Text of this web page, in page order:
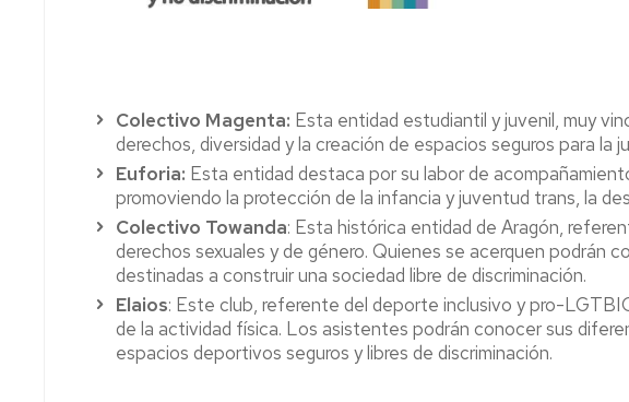
Colectivo Magenta: Esta entidad estudiantil y juvenil, muy
derechos, diversidad y la creación de espacios seguros para la
Euforia: Esta entidad destaca por su labor de
promoviendo la protección de la infancia y juventud trans, la
Colectivo Towanda: Esta histórica entidad de Aragón,
derechos sexuales y de género. Quienes se acerquen podrán
destinadas a construir una sociedad libre de discriminación.
Elaios: Este club, referente del deporte inclusivo y pro-
de la actividad física. Los asistentes podrán conocer sus
espacios deportivos seguros y libres de discriminación.